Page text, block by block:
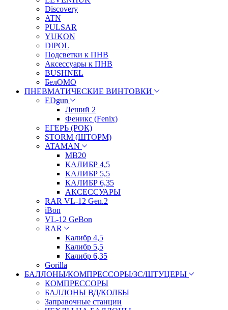
Discovery
ATN
PULSAR
YUKON
DIPOL
Подсветки к ПНВ
Аксессуары к ПНВ
BUSHNEL
БелОМО
ПНЕВМАТИЧЕСКИЕ ВИНТОВКИ
EDgun
Леший 2
Феникс (Fenix)
ЕГЕРЬ (РОК)
STORM (ШТОРМ)
ATAMAN
МВ20
КАЛИБР 4,5
КАЛИБР 5,5
КАЛИБР 6,35
АКСЕССУАРЫ
RAR VL-12 Gen.2
iBon
VL-12 GeBon
RAR
Калибр 4,5
Калибр 5,5
Калибр 6,35
Gorilla
БАЛЛОНЫ/КОМПРЕССОРЫ/ЗС/ШТУЦЕРЫ
КОМПРЕССОРЫ
БАЛЛОНЫ ВД/КОЛБЫ
Заправочные станции